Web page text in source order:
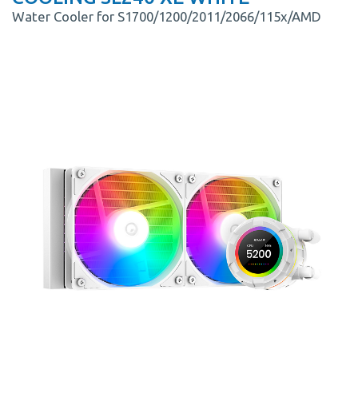
Water Cooler for S1700/1200/2011/2066/115x/AMD